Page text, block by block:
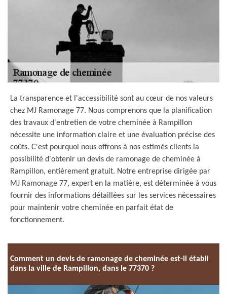
La transparence et l'accessibilité sont au cœur de nos valeurs
chez MJ Ramonage 77. Nous comprenons que la planification
des travaux d'entretien de votre cheminée à Rampillon
nécessite une information claire et une évaluation précise des
coûts. C'est pourquoi nous offrons à nos estimés clients la
possibilité d'obtenir un devis de ramonage de cheminée à
Rampillon, entièrement gratuit. Notre entreprise dirigée par
MJ Ramonage 77, expert en la matière, est déterminée à vous
fournir des informations détaillées sur les services nécessaires
pour maintenir votre cheminée en parfait état de
fonctionnement.
Comment un devis de ramonage de cheminée est-il établi
dans la ville de Rampillon, dans le 77370 ?